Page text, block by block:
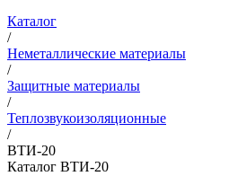
Каталог
/
Неметаллические материалы
/
Защитные материалы
/
Теплозвукоизоляционные
/
ВТИ-20
Каталог ВТИ-20